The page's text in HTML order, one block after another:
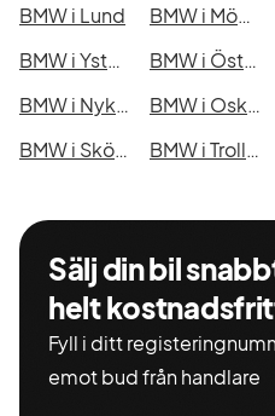
BMW i Lund
BMW i Mönsterås
BMW i Ystad
BMW i Östersund
BMW i Nyköping
BMW i Oskarshamn
BMW i Skövde
BMW i Trollhättan
Sälj din bil
helt
Fyll i ditt
emot bud från handlare